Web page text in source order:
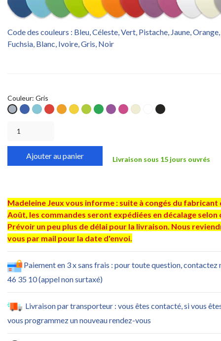
Code des couleurs : Bleu, Céleste, Vert, Pistache, Jaune,
Fuchsia, Blanc, Ivoire, Gris, Noir
Couleur: Gris
Gris Bleu
S
Céleste
S
Rouge
S
Orange
S
Jaune
S
Pistache
S
Vert
S
Violet
S
Fuchsia
S
Ivoire
S
BlancNoir
S
Ajouter au panier Livraison sous 15 jours ouvrés
Madeleine Jeux vous informe : suite à congés du fabricant
Août, les commandes seront expédiées en décalage selon
Prévoir un peu plus de délai pour la livraison. Nous
vous par mail pour la date d'envoi.
Paiement en 3 x sans frais : pour toute question, contactez
46 35 10 (appel non surtaxé)
Livraison par transporteur : vous êtes contacté, si vous
vous programmez un nouveau rendez-vous